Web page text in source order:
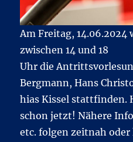
Am Freitag,
zwischen 14 und 18
Uhr die
Bergmann, Hans
hias Kissel stattfinden.
schon jetzt! Nähere
etc. folgen zeitnah